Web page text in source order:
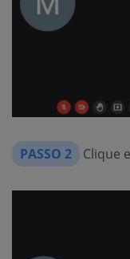
PASSO 2 Clique